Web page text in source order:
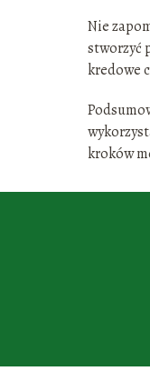
Nie
stworzyć
kredowe
kroków